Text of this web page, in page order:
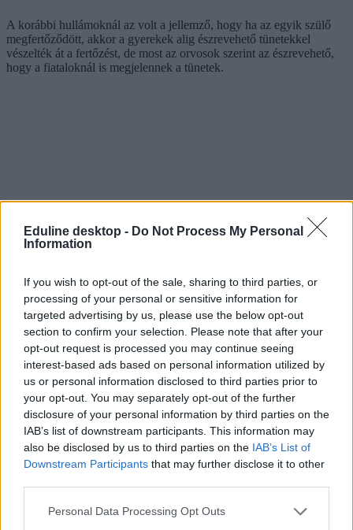
Eduline desktop - Do Not Process My Personal
Information
If you wish to opt-out of the sale, sharing to third parties, or
processing of your personal or sensitive information for
targeted advertising by us, please use the below opt-out
section to confirm your selection. Please note that after your
opt-out request is processed you may continue seeing
interest-based ads based on personal information utilized by
us or personal information disclosed to third parties prior to
your opt-out. You may separately opt-out of the further
disclosure of your personal information by third parties on the
IAB’s list of downstream participants. This information may
also be disclosed by us to third parties on the IAB’s List of
Downstream Participants that may further disclose it to other
Personal Data Processing Opt Outs
A korábbi hullámoknál az volt a jellemző, hogy ha az egyik szülő
megfertőződött, akkor a gyerekek alig észrevehető tünetekkel
vészelték át a fertőzést, de most az orvosok szerint az észrevehető,
hogy a fiataloknál is megjelennek a tünetek.
iskolások oltása
diákok oltása
iskolai oltás